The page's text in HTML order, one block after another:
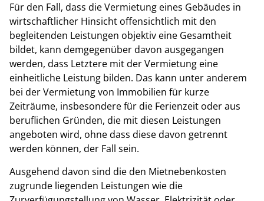
Für den Fall, dass die Vermietung eines Gebäudes in
wirtschaftlicher Hinsicht offensichtlich mit den
begleitenden Leistungen objektiv eine Gesamtheit
bildet, kann demgegenüber davon ausgegangen
werden, dass Letztere mit der Vermietung eine
einheitliche Leistung bilden. Das kann unter anderem
bei der Vermietung von Immobilien für kurze
Zeiträume, insbesondere für die Ferienzeit oder aus
beruflichen Gründen, die mit diesen Leistungen
angeboten wird, ohne dass diese davon getrennt
werden können, der Fall sein.
Ausgehend davon sind die den Mietnebenkosten
zugrunde liegenden Leistungen wie die